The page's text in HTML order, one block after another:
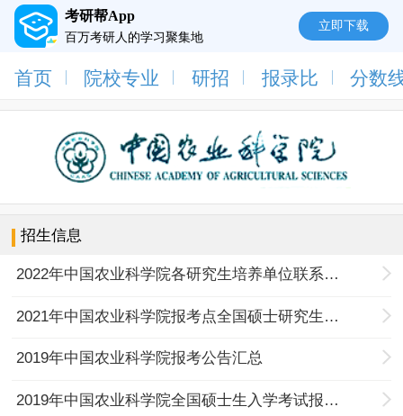
考研帮App
百万考研人的学习聚集地
立即下载
首页 院校专业 研招 报录比 分数
招生信息
2022年中国农业科学院各研究生培养单位联系方式
2021年中国农业科学院报考点全国硕士研究生招生考试公告
2019年中国农业科学院报考公告汇总
2019年中国农业科学院全国硕士生入学考试报考点公告